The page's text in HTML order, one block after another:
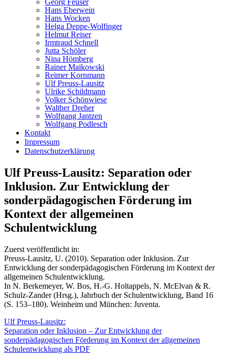
Georg Feuser
Hans Eberwein
Hans Wocken
Helga Deppe-Wolfinger
Helmut Reiser
Irmtraud Schnell
Jutta Schöler
Nina Hömberg
Rainer Maikowski
Reimer Kornmann
Ulf Preuss-Lausitz
Ulrike Schildmann
Volker Schönwiese
Walther Dreher
Wolfgang Jantzen
Wolfgang Podlesch
Kontakt
Impressum
Datenschutzerklärung
Ulf Preuss-Lausitz: Separation oder
Inklusion. Zur Entwicklung der
sonderpädagogischen Förderung im
Kontext der allgemeinen
Schulentwicklung
Zuerst veröffentlicht in:
Preuss-Lausitz, U. (2010). Separation oder Inklusion. Zur
Entwicklung der sonderpädagogischen Förderung im Kontext der
allgemeinen Schulentwicklung.
In N. Berkemeyer, W. Bos, H.-G. Holtappels, N. McElvan & R.
Schulz-Zander (Hrsg.), Jahrbuch der Schulentwicklung, Band 16
(S. 153–180). Weinheim und München: Juventa.
Ulf Preuss-Lausitz:
Separation oder Inklusion – Zur Entwicklung der
sonderpädagogischen Förderung im Kontext der allgemeinen
Schulentwicklung als PDF